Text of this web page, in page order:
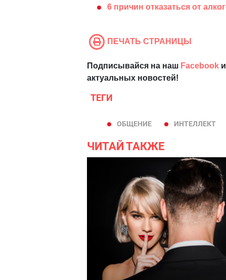
6 причин отказаться от
ПЕЧАТЬ СТРАНИЦЫ
Подписывайся на наш Facebook
актуальных новостей!
ТЕГИ
ОБЩЕНИЕ ИНТЕЛЛЕКТ
ЧИТАЙ ТАКЖЕ